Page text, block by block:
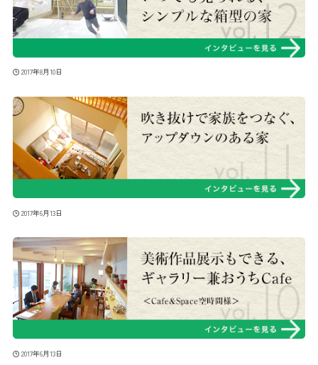
2017年8月10日
2017年6月13日
2017年6月13日